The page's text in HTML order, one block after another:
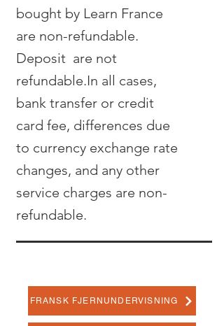
bought by Learn France
are non-refundable.
Deposit are not
refundable.In all cases,
bank transfer or credit
card fee, differences due
to currency exchange rate
changes, and any other
service charges are non-
refundable.
FRANSK FJERNUNDERVISNING